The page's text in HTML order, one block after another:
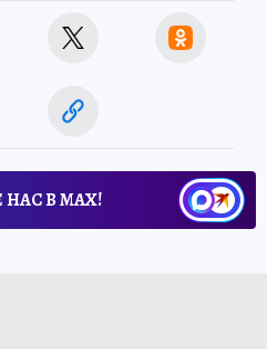
НАС В МАХ!